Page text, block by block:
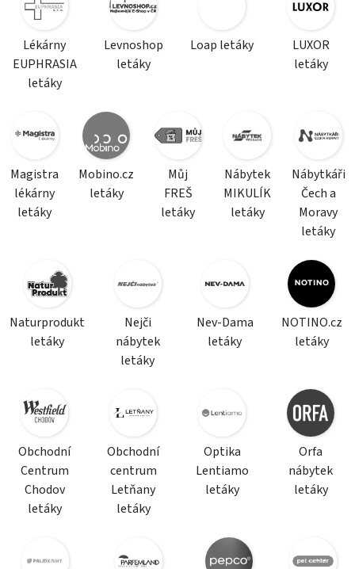
Lékárny
EUPHRASIA
letáky
Levnoshop
letáky
Loap letáky
LUXOR
letáky
Magistra
lékárny
letáky
Mobino.cz
letáky
Můj
FREŠ
letáky
Nábytek
MIKULÍK
letáky
Nábytkáři
Čech a
Moravy
letáky
Naturprodukt
letáky
Nejči
nábytek
letáky
Nev-Dama
letáky
NOTINO.cz
letáky
Obchodní
Centrum
Chodov
letáky
Obchodní
centrum
Letňany
letáky
Optika
Lentiamo
letáky
Orfa
nábytek
letáky